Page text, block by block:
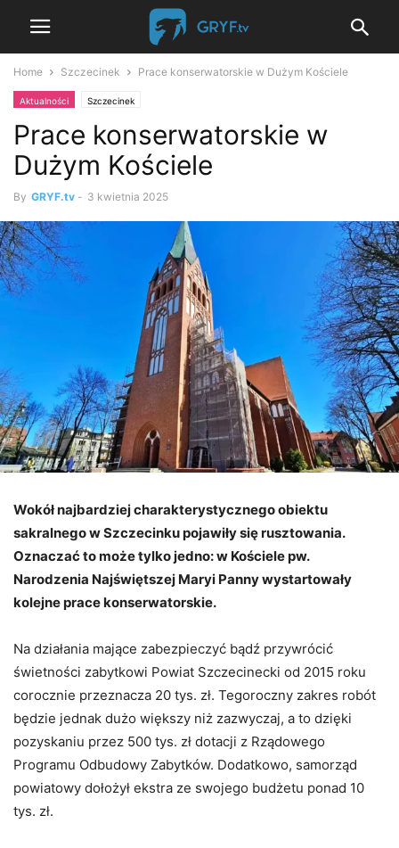
Home Szczecinek Prace konserwatorskie w Dużym Kościele
Aktualności Szczecinek
Prace konserwatorskie w
Dużym Kościele
By GRYF.tv - 3 kwietnia 2025
Wokół najbardziej charakterystycznego obiektu
sakralnego w Szczecinku pojawiły się rusztowania.
Oznaczać to może tylko jedno: w Kościele pw.
Narodzenia Najświętszej Maryi Panny wystartowały
kolejne prace konserwatorskie.
Na działania mające zabezpieczyć bądź przywrócić
świetności zabytkowi Powiat Szczecinecki od 2015 roku
corocznie przeznacza 20 tys. zł. Tegoroczny zakres robót
będzie jednak dużo większy niż zazwyczaj, a to dzięki
pozyskaniu przez 500 tys. zł dotacji z Rządowego
Programu Odbudowy Zabytków. Dodatkowo, samorząd
powiatowy dołożył ekstra ze swojego budżetu ponad 10
tys. zł.